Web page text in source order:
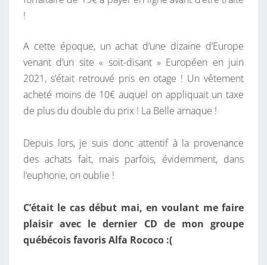
S
!
!
A cette époque, un achat d’une dizaine d’Europe
venant d’un site « soit-disant » Européen en juin
2021, s’était retrouvé pris en otage ! Un vêtement
acheté moins de 10€ auquel on appliquait un taxe
de plus du double du prix ! La Belle arnaque !
Depuis lors, je suis donc attentif à la provenance
des achats fait, mais parfois, évidemment, dans
l’euphorie, on oublie !
C’était le cas début mai, en voulant me faire
plaisir avec le dernier CD de mon groupe
québécois favorisAlfa Rococo :(